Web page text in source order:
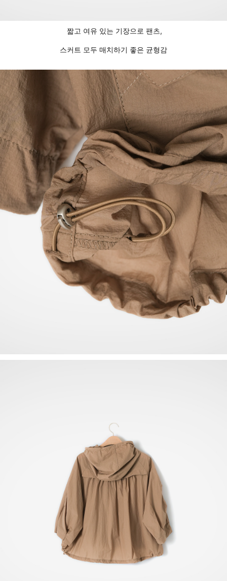
짧고 여유 있는 기장으로 팬츠,
스커트 모두 매치하기 좋은 균형감